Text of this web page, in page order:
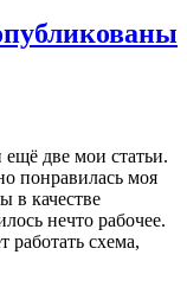
две мои статьи.
понравилась моя
в качестве
нечто рабочее.
работать схема,